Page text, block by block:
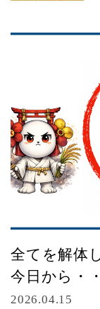
全てを解体
今日から・
2026.04.15